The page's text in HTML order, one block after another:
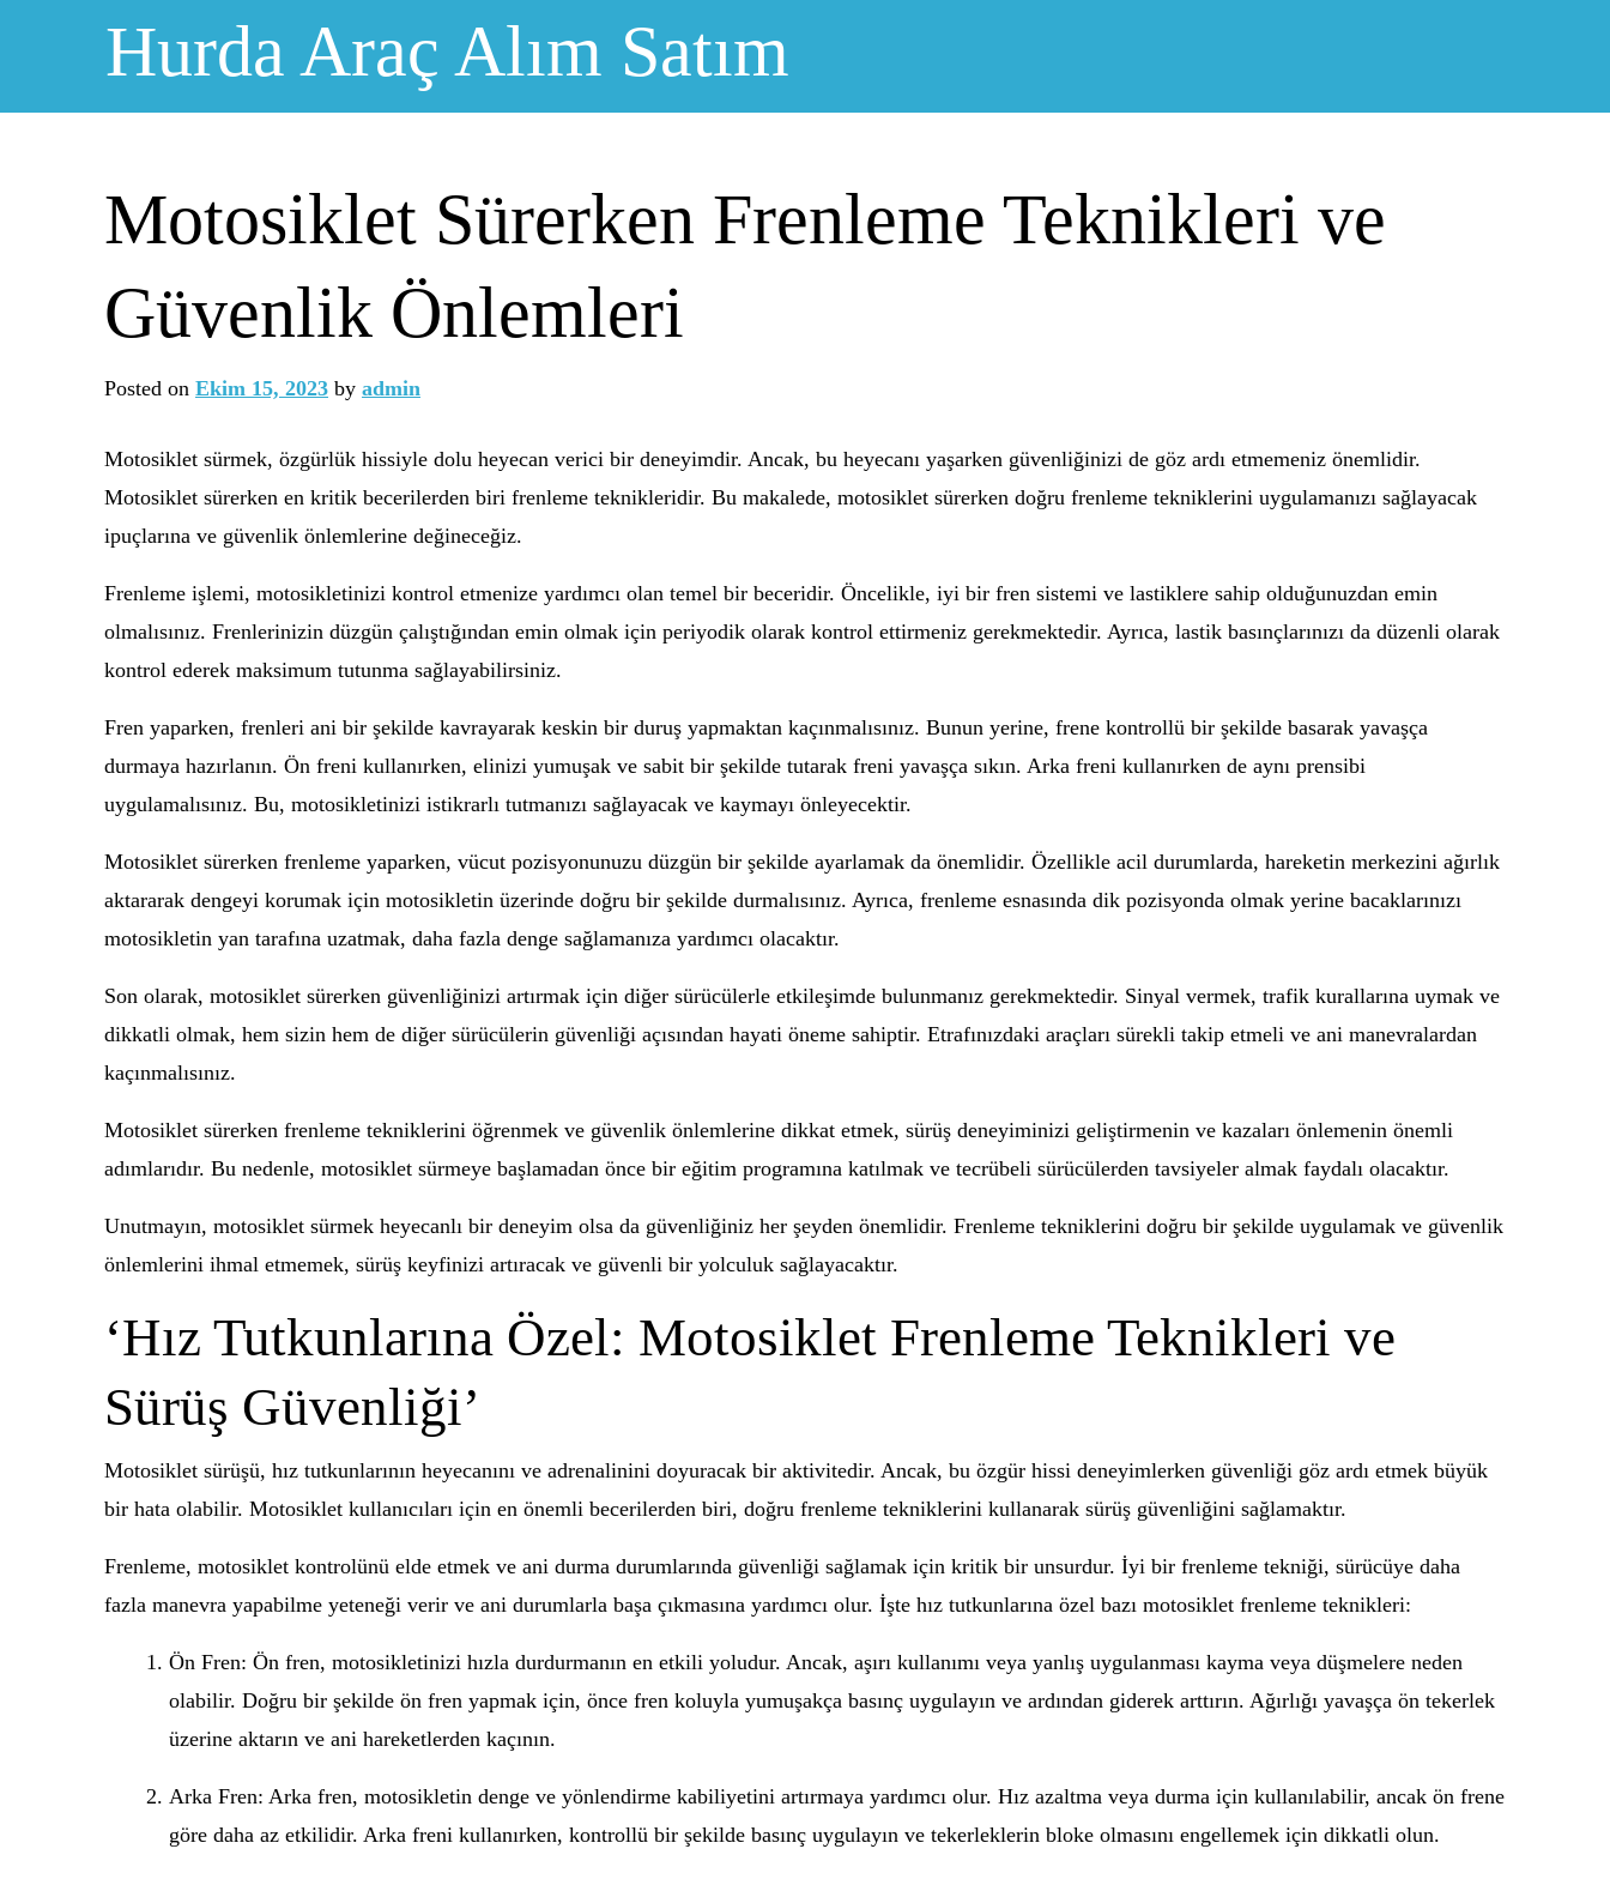
Hurda Araç Alım Satım
Motosiklet Sürerken Frenleme Teknikleri ve
Güvenlik Önlemleri
Posted on Ekim 15, 2023 by admin
Motosiklet sürmek, özgürlük hissiyle dolu heyecan verici bir deneyimdir. Ancak, bu heyecanı yaşarken güvenliğinizi de göz ardı etmemeniz önemlidir.
Motosiklet sürerken en kritik becerilerden biri frenleme teknikleridir. Bu makalede, motosiklet sürerken doğru frenleme tekniklerini uygulamanızı sağlayacak
ipuçlarına ve güvenlik önlemlerine değineceğiz.
Frenleme işlemi, motosikletinizi kontrol etmenize yardımcı olan temel bir beceridir. Öncelikle, iyi bir fren sistemi ve lastiklere sahip olduğunuzdan emin
olmalısınız. Frenlerinizin düzgün çalıştığından emin olmak için periyodik olarak kontrol ettirmeniz gerekmektedir. Ayrıca, lastik basınçlarınızı da düzenli olarak
kontrol ederek maksimum tutunma sağlayabilirsiniz.
Fren yaparken, frenleri ani bir şekilde kavrayarak keskin bir duruş yapmaktan kaçınmalısınız. Bunun yerine, frene kontrollü bir şekilde basarak yavaşça
durmaya hazırlanın. Ön freni kullanırken, elinizi yumuşak ve sabit bir şekilde tutarak freni yavaşça sıkın. Arka freni kullanırken de aynı prensibi
uygulamalısınız. Bu, motosikletinizi istikrarlı tutmanızı sağlayacak ve kaymayı önleyecektir.
Motosiklet sürerken frenleme yaparken, vücut pozisyonunuzu düzgün bir şekilde ayarlamak da önemlidir. Özellikle acil durumlarda, hareketin merkezini ağırlık
aktararak dengeyi korumak için motosikletin üzerinde doğru bir şekilde durmalısınız. Ayrıca, frenleme esnasında dik pozisyonda olmak yerine bacaklarınızı
motosikletin yan tarafına uzatmak, daha fazla denge sağlamanıza yardımcı olacaktır.
Son olarak, motosiklet sürerken güvenliğinizi artırmak için diğer sürücülerle etkileşimde bulunmanız gerekmektedir. Sinyal vermek, trafik kurallarına uymak ve
dikkatli olmak, hem sizin hem de diğer sürücülerin güvenliği açısından hayati öneme sahiptir. Etrafınızdaki araçları sürekli takip etmeli ve ani manevralardan
kaçınmalısınız.
Motosiklet sürerken frenleme tekniklerini öğrenmek ve güvenlik önlemlerine dikkat etmek, sürüş deneyiminizi geliştirmenin ve kazaları önlemenin önemli
adımlarıdır. Bu nedenle, motosiklet sürmeye başlamadan önce bir eğitim programına katılmak ve tecrübeli sürücülerden tavsiyeler almak faydalı olacaktır.
Unutmayın, motosiklet sürmek heyecanlı bir deneyim olsa da güvenliğiniz her şeyden önemlidir. Frenleme tekniklerini doğru bir şekilde uygulamak ve güvenlik
önlemlerini ihmal etmemek, sürüş keyfinizi artıracak ve güvenli bir yolculuk sağlayacaktır.
‘Hız Tutkunlarına Özel: Motosiklet Frenleme Teknikleri ve
Sürüş Güvenliği’
Motosiklet sürüşü, hız tutkunlarının heyecanını ve adrenalinini doyuracak bir aktivitedir. Ancak, bu özgür hissi deneyimlerken güvenliği göz ardı etmek büyük
bir hata olabilir. Motosiklet kullanıcıları için en önemli becerilerden biri, doğru frenleme tekniklerini kullanarak sürüş güvenliğini sağlamaktır.
Frenleme, motosiklet kontrolünü elde etmek ve ani durma durumlarında güvenliği sağlamak için kritik bir unsurdur. İyi bir frenleme tekniği, sürücüye daha
fazla manevra yapabilme yeteneği verir ve ani durumlarla başa çıkmasına yardımcı olur. İşte hız tutkunlarına özel bazı motosiklet frenleme teknikleri:
Ön Fren: Ön fren, motosikletinizi hızla durdurmanın en etkili yoludur. Ancak, aşırı kullanımı veya yanlış uygulanması kayma veya düşmelere neden
olabilir. Doğru bir şekilde ön fren yapmak için, önce fren koluyla yumuşakça basınç uygulayın ve ardından giderek arttırın. Ağırlığı yavaşça ön tekerlek
üzerine aktarın ve ani hareketlerden kaçının.
Arka Fren: Arka fren, motosikletin denge ve yönlendirme kabiliyetini artırmaya yardımcı olur. Hız azaltma veya durma için kullanılabilir, ancak ön frene
göre daha az etkilidir. Arka freni kullanırken, kontrollü bir şekilde basınç uygulayın ve tekerleklerin bloke olmasını engellemek için dikkatli olun.